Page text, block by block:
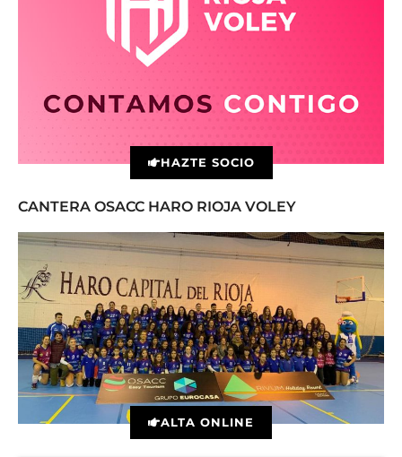
HAZTE SOCIO
CANTERA OSACC HARO RIOJA VOLEY
ALTA ONLINE